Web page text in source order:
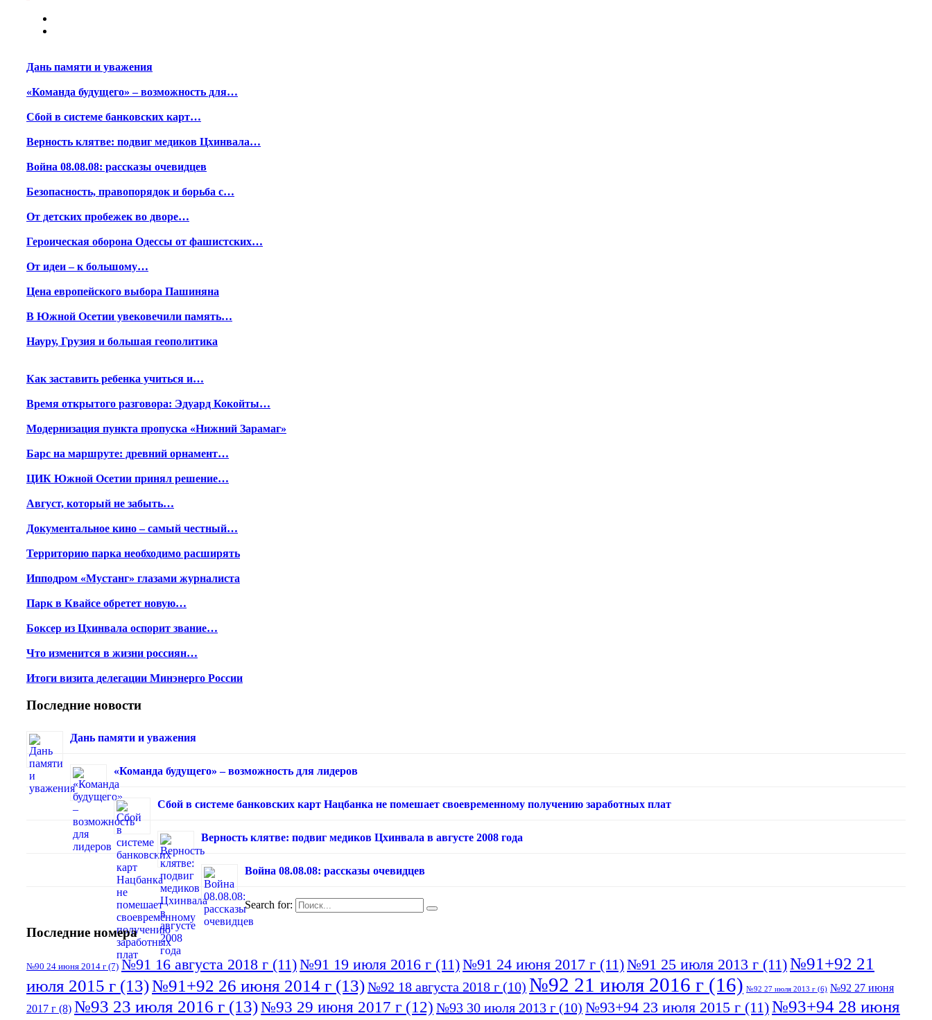
Дань памяти и уважения
«Команда будущего» – возможность для…
Сбой в системе банковских карт…
Верность клятве: подвиг медиков Цхинвала…
Война 08.08.08: рассказы очевидцев
Безопасность, правопорядок и борьба с…
От детских пробежек во дворе…
Героическая оборона Одессы от фашистских…
От идеи – к большому…
Цена европейского выбора Пашиняна
В Южной Осетии увековечили память…
Науру, Грузия и большая геополитика
Как заставить ребенка учиться и…
Время открытого разговора: Эдуард Кокойты…
Модернизация пункта пропуска «Нижний Зарамаг»
Барс на маршруте: древний орнамент…
ЦИК Южной Осетии принял решение…
Август, который не забыть…
Документальное кино – самый честный…
Территорию парка необходимо расширять
Ипподром «Мустанг» глазами журналиста
Парк в Квайсе обретет новую…
Боксер из Цхинвала оспорит звание…
Что изменится в жизни россиян…
Итоги визита делегации Минэнерго России
Последние новости
Дань памяти и уважения
«Команда будущего» – возможность для лидеров
Сбой в системе банковских карт Нацбанка не помешает своевременному получению заработных плат
Верность клятве: подвиг медиков Цхинвала в августе 2008 года
Война 08.08.08: рассказы очевидцев
Search for:
Последние номера
№90 24 июня 2014 г (7) №91 16 августа 2018 г (11)№91 19 июля 2016 г (11)№91 24 июня 2017 г (11)№91 25 июля 2013 г (11)№91+92 21
июля 2015 г (13)№91+92 26 июня 2014 г (13)№92 18 августа 2018 г (10) №92 21 июля 2016 г (16) №92 27 июля 2013 г (6) №92 27 июня
2017 г (8) №93 23 июля 2016 г (13)№93 29 июня 2017 г (12) №93 30 июля 2013 г (10) №93+94 23 июля 2015 г (11)№93+94 28 июня